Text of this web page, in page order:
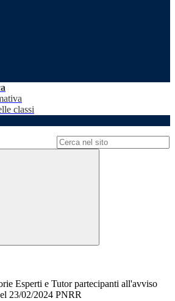
classi
Esperti e Tutor partecipanti all'avviso
23/02/2024 PNRR